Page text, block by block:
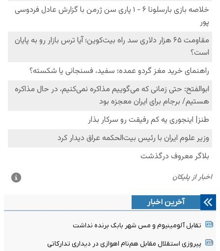
آخرین اخبار
تقابل آلومینیوم و مس شهر بابک برنده نداشت
پیروزی استقلال مقابل هم‌نام اهوازی در دیداری تدارکاتی